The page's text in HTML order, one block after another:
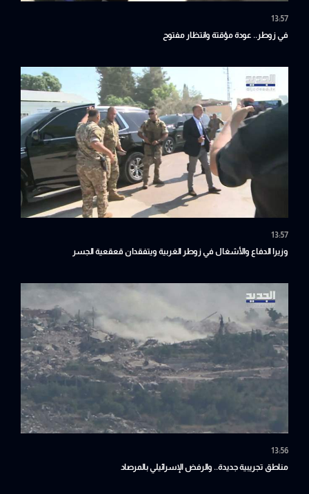
13:57
في زوطر.. عودة مؤقتة وانتظار مفتوح
13:57
وزيرا الدفاع والأشغال في زوطر الغربية ويتفقدان قعقعية الجسر
13:56
مناطق تجريبية جديدة.. والرفض الإسرائيلي بالمرصاد